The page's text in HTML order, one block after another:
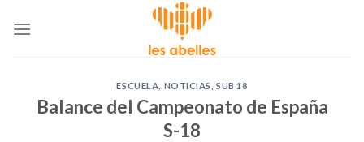
ESCUELA NOTICIAS ,SUB 18
Balance del Campeonato de España
S-18